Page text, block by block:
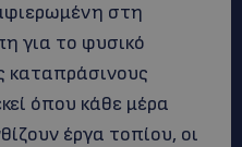
στη
για το φυσικό
καταπράσινους
όπου κάθε μέρα
έργα τοπίου, οι